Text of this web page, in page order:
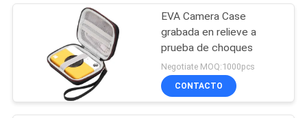
EVA Camera Case
grabada en relieve a
prueba de choques
Negotiate MOQ:1000pcs
CONTACTO